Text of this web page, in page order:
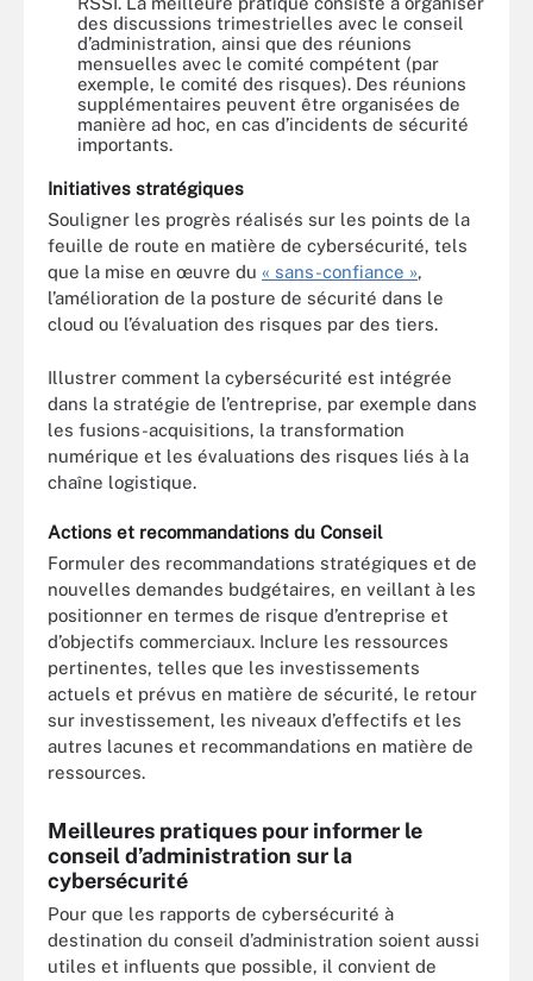
des discussions trimestrielles avec le conseil
d’administration, ainsi que des réunions
mensuelles avec le comité compétent (par
exemple, le comité des risques). Des réunions
supplémentaires peuvent être organisées de
manière ad hoc, en cas d’incidents de sécurité
importants.
Initiatives stratégiques
Souligner les progrès réalisés sur les points de la
feuille de route en matière de cybersécurité, tels
que la mise en œuvre du « sans-confiance »,
l’amélioration de la posture de sécurité dans le
cloud ou l’évaluation des risques par des tiers.
Illustrer comment la cybersécurité est intégrée
dans la stratégie de l’entreprise, par exemple dans
les fusions-acquisitions, la transformation
numérique et les évaluations des risques liés à la
chaîne logistique.
Actions et recommandations du Conseil
Formuler des recommandations stratégiques et de
nouvelles demandes budgétaires, en veillant à les
positionner en termes de risque d’entreprise et
d’objectifs commerciaux. Inclure les ressources
pertinentes, telles que les investissements
actuels et prévus en matière de sécurité, le retour
sur investissement, les niveaux d’effectifs et les
autres lacunes et recommandations en matière de
ressources.
Meilleures pratiques pour informer le
conseil d’administration sur la
cybersécurité
Pour que les rapports de cybersécurité à
destination du conseil d’administration soient aussi
utiles et influents que possible, il convient de